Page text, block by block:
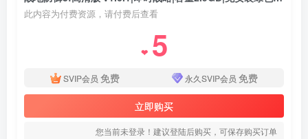
此内容为付费资源，请付费后查看
❤ 5
SVIP会员 免费 永久SVIP会员 免费
立即购买
您当前未登录！建议登陆后购买，可保存购买订单